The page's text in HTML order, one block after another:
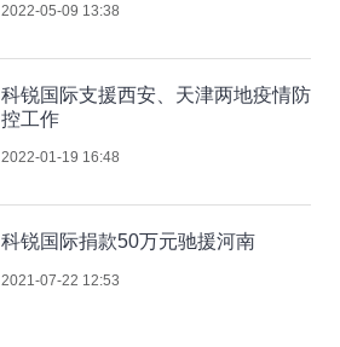
2022-05-09 13:38
科锐国际支援西安、天津两地疫情防
控工作
2022-01-19 16:48
科锐国际捐款50万元驰援河南
2021-07-22 12:53